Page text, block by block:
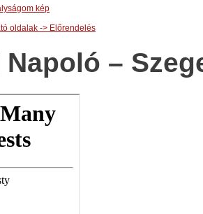
oldalak -> Előrendelés
Napoló –